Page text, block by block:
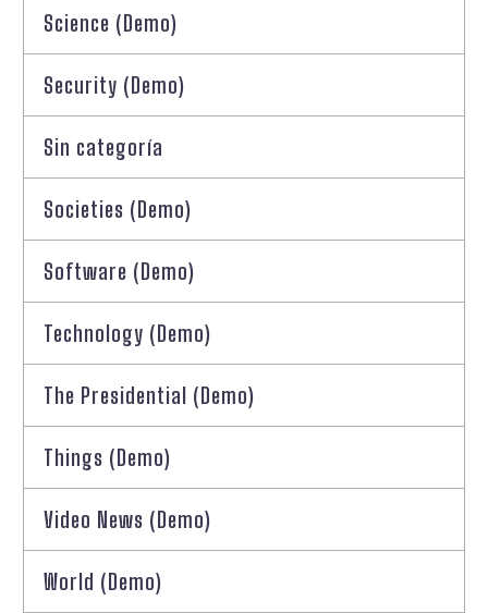
Science (Demo)
Security (Demo)
Sin categoría
Societies (Demo)
Software (Demo)
Technology (Demo)
The Presidential (Demo)
Things (Demo)
Video News (Demo)
World (Demo)